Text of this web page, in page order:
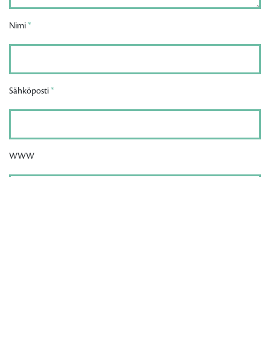
Nimi*
Sähköposti*
WWW